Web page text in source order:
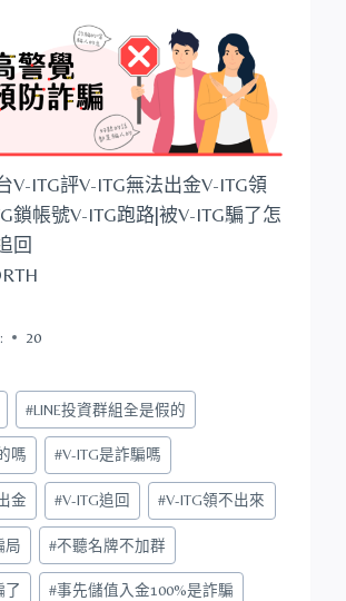
V-ITG評V-ITG無法出金V-ITG領
鎖帳號V-ITG跑路|被V-ITG騙了怎
回
20
#LINE投資群組全是假的
嗎 #V-ITG是詐騙嗎
金 #V-ITG追回 #V-ITG領不出來
局 #不聽名牌不加群
了 #事先儲值入金100%是詐騙